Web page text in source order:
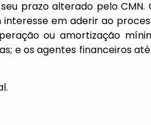
prazo alterado pelo CMN.
interesse em aderir ao
ou amortização
e os agentes financeiros até